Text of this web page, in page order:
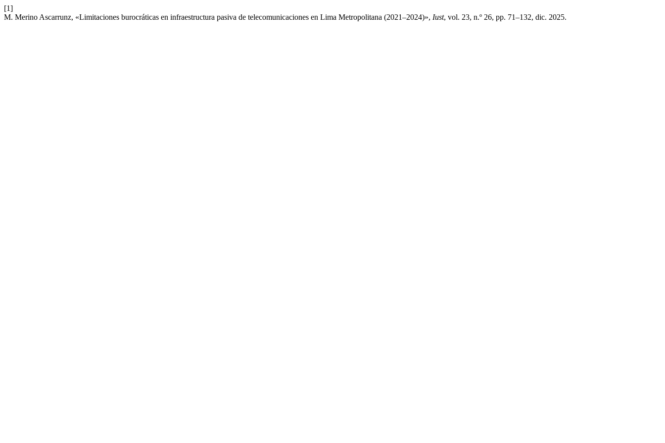
[1]
M. Merino Ascarrunz, «Limitaciones burocráticas en infraestructura pasiva de telecomunicaciones en Lima Metropolitana (2021–2024)», Iust, vol. 23, n.º 26, pp. 71–132, dic. 2025.